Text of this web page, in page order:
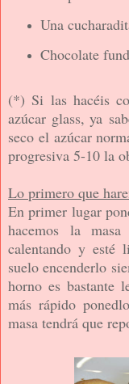
Una
Chocolate
(*) Si las hacéis
azúcar glass, ya
seco el azúcar
progresiva 5-10 la
Lo primero que
En primer lugar
hacemos la
calentando y esté
suelo encenderlo
horno es bastante
más rápido
masa tendrá que